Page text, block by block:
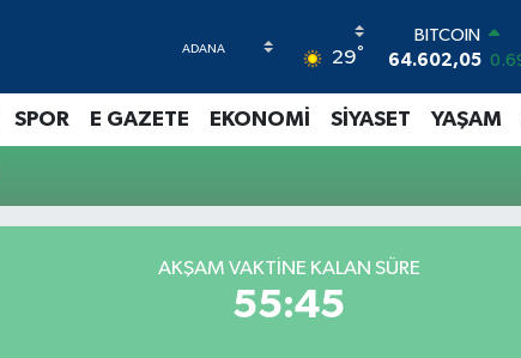
29°
BITCOIN
64.602,05
47,6006
0.06
64,2398 0.2
6513.94
SPOR E GAZETE EKONOMİ SİYASET YAŞAM
AKŞAM VAKTINE KALAN SÜRE
55:44